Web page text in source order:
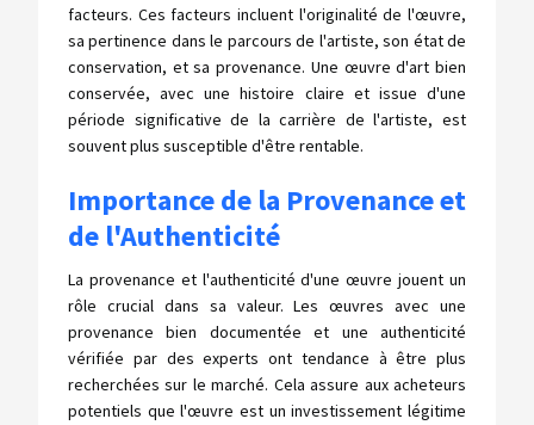
facteurs. Ces facteurs incluent l'originalité de l'œuvre,
sa pertinence dans le parcours de l'artiste, son état de
conservation, et sa provenance. Une œuvre d'art bien
conservée, avec une histoire claire et issue d'une
période significative de la carrière de l'artiste, est
souvent plus susceptible d'être rentable.
Importance de la Provenance et
de l'Authenticité
La provenance et l'authenticité d'une œuvre jouent un
rôle crucial dans sa valeur. Les œuvres avec une
provenance bien documentée et une authenticité
vérifiée par des experts ont tendance à être plus
recherchées sur le marché. Cela assure aux acheteurs
potentiels que l'œuvre est un investissement légitime